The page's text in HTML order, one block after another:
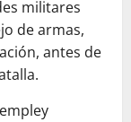
militares
de armas,
antes de